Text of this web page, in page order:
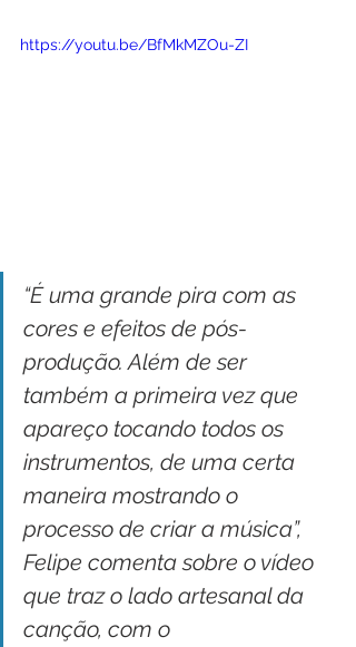
https://youtu.be/BfMkMZOu-ZI
“É uma grande pira com as
cores e efeitos de pós-
produção. Além de ser
também a primeira vez que
apareço tocando todos os
instrumentos, de uma certa
maneira mostrando o
processo de criar a música”,
Felipe comenta sobre o vídeo
que traz o lado artesanal da
canção, com o